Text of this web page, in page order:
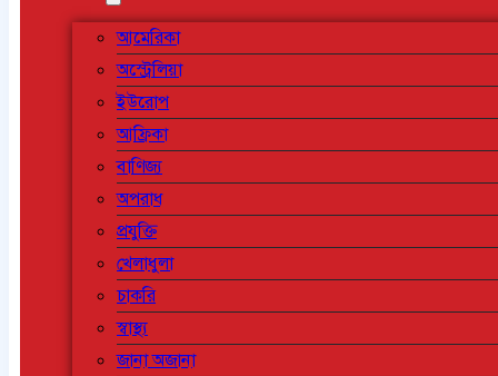
আমেরিকা
অস্ট্রেলিয়া
ইউরোপ
আফ্রিকা
বাণিজ্য
অপরাধ
প্রযুক্তি
খেলাধুলা
চাকরি
স্বাস্থ্য
জানা অজানা